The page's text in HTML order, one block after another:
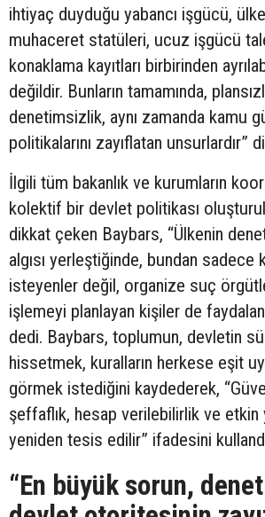
ihtiyaç duyduğu yabancı işgücü,
muhaceret statüleri, ucuz işgücü
konaklama kayıtları birbirinden
değildir. Bunların tamamında,
denetimsizlik, aynı zamanda kamu
politikalarını zayıflatan unsurlardır”
İlgili tüm bakanlık ve kurumların
kolektif bir devlet politikası
dikkat çeken Baybars, “Ülkenin
algısı yerleştiğinde, bundan sadece
isteyenler değil, organize suç
işlemeyi planlayan kişiler de
dedi. Baybars, toplumun, devletin
hissetmek, kuralların herkese eşit
görmek istediğini kaydederek,
şeffaflık, hesap verilebilirlik ve etkin
yeniden tesis edilir” ifadesini
“En büyük sorun,